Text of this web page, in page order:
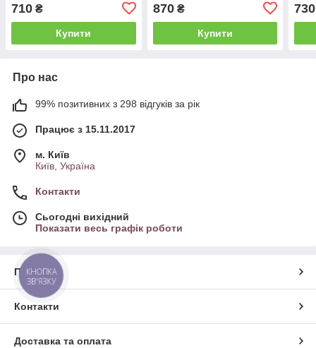
Shampoo, 355 мл (CH-35)
710 ₴
Купити
870₴
Купити
15)
730
Про нас
99% позитивних з 298 відгуків за рік
Працює з 15.11.2017
м. Київ
Київ, Україна
Контакти
Сьогодні вихідний
Показати весь графік роботи
Про нас
Контакти
Доставка та оплата
КНОПКА
ЗВ'ЯЗКУ